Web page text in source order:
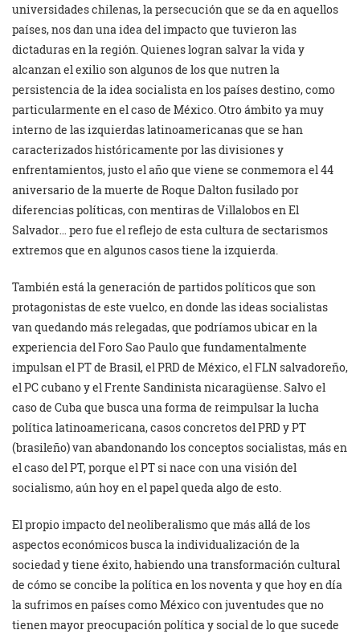
universidades chilenas, la persecución que se da en aquellos
países, nos dan una idea del impacto que tuvieron las
dictaduras en la región. Quienes logran salvar la vida y
alcanzan el exilio son algunos de los que nutren la
persistencia de la idea socialista en los países destino, como
particularmente en el caso de México. Otro ámbito ya muy
interno de las izquierdas latinoamericanas que se han
caracterizados históricamente por las divisiones y
enfrentamientos, justo el año que viene se conmemora el 44
aniversario de la muerte de Roque Dalton fusilado por
diferencias políticas, con mentiras de Villalobos en El
Salvador… pero fue el reflejo de esta cultura de sectarismos
extremos que en algunos casos tiene la izquierda.
También está la generación de partidos políticos que son
protagonistas de este vuelco, en donde las ideas socialistas
van quedando más relegadas, que podríamos ubicar en la
experiencia del Foro Sao Paulo que fundamentalmente
impulsan el PT de Brasil, el PRD de México, el FLN salvadoreño,
el PC cubano y el Frente Sandinista nicaragüense. Salvo el
caso de Cuba que busca una forma de reimpulsar la lucha
política latinoamericana, casos concretos del PRD y PT
(brasileño) van abandonando los conceptos socialistas, más en
el caso del PT, porque el PT si nace con una visión del
socialismo, aún hoy en el papel queda algo de esto.
El propio impacto del neoliberalismo que más allá de los
aspectos económicos busca la individualización de la
sociedad y tiene éxito, habiendo una transformación cultural
de cómo se concibe la política en los noventa y que hoy en día
la sufrimos en países como México con juventudes que no
tienen mayor preocupación política y social de lo que sucede